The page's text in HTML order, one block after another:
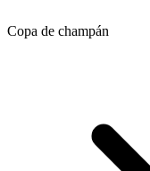
Copa de champán